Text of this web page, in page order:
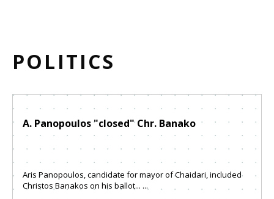
POLITICS
A. Panopoulos "closed" Chr. Banako
Aris Panopoulos, candidate for mayor of Chaidari, included
Christos Banakos on his ballot... ...